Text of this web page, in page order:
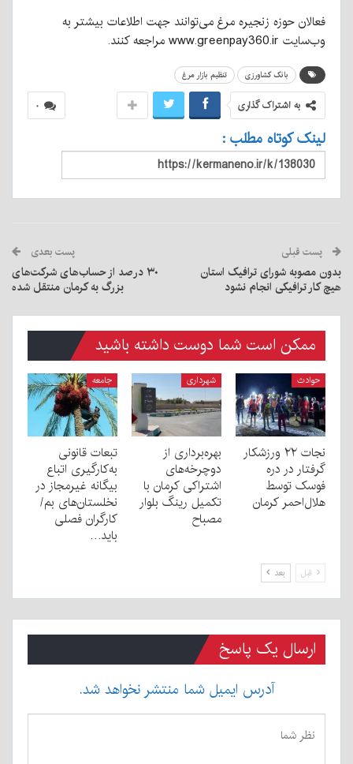
فعالان حوزه زنجیره مرغ می‌توانند جهت اطلاعات بیشتر به
وب‌سایت www.greenpay360.ir مراجعه کنند.
بانک کشاورزی تنظیم بازار مرغ
۰ به اشتراک گذاری
لینک کوتاه مطلب :
پست قبلی
بدون مصوبه شورای ترافیک استان
هیچ کار ترافیکی انجام نشود
پست بعدی
۳۰ درصد از حساب‌های شرکت‌های
بزرگ به کرمان منتقل شده
ممکن است شما دوست داشته باشید
حوادث
نجات ۲۲ ورزشکار
گرفتار در دره
فوسک توسط
هلال‌احمر کرمان
شهرداری
بهره‌برداری از
دوچرخه‌های
اشتراکی کرمان با
تکمیل رینگ بلوار
مصباح
جامعه
تبعات قانونی
به‌کارگیری اتباع
بیگانه غیرمجاز در
نخلستان‌های بم/
کارگران فصلی
باید…
قبل بعد
ارسال یک پاسخ
آدرس ایمیل شما منتشر نخواهد شد.